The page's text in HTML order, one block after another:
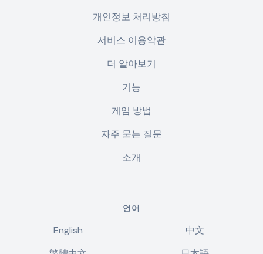
개인정보 처리방침
서비스 이용약관
더 알아보기
기능
게임 방법
자주 묻는 질문
소개
언어
English
中文